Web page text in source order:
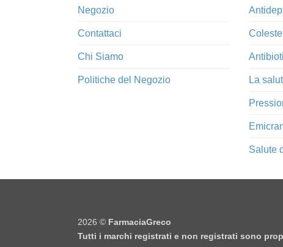
Negozio
Contattaci
Chi Siamo
Politiche del Negozio La
Salute
2026 © FarmaciaGreco
Tutti i marchi registrati e non registrati sono